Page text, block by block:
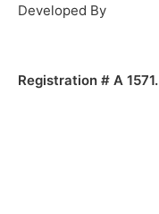
Developed By
Registration # A 1571.